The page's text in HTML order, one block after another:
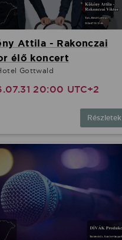
Attila - Rakonczai
élő koncert
Gottwald
20:00 UTC+2
Részletek